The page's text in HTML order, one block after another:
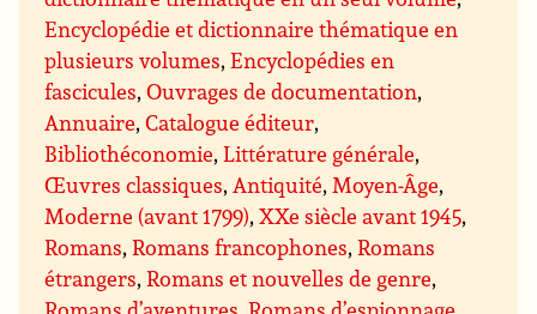
Encyclopédie et dictionnaire thématique en
plusieurs volumes,Encyclopédies en
fascicules,Ouvrages de documentation,
Annuaire,Catalogue éditeur,
Bibliothéconomie,Littérature générale,
Œuvres classiques, Antiquité, Moyen-Âge,
Moderne (avant 1799),XXe siècle avant 1945,
Romans,Romans francophones,Romans
étrangers,Romans et nouvelles de genre,